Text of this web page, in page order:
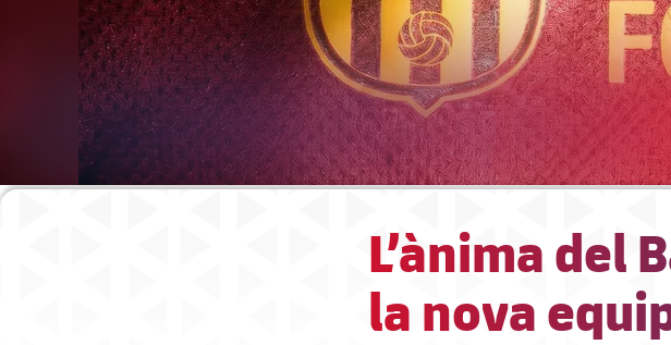
L’ànima del
la nova